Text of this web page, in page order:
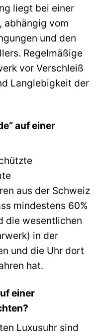
liegt bei einer
abhängig vom
und den
Regelmäßige
vor Verschleiß
Langlebigkeit der
auf einer
aus der Schweiz
mindestens 60%
die wesentlichen
in der
und die Uhr dort
hat.
einer
Luxusuhr sind